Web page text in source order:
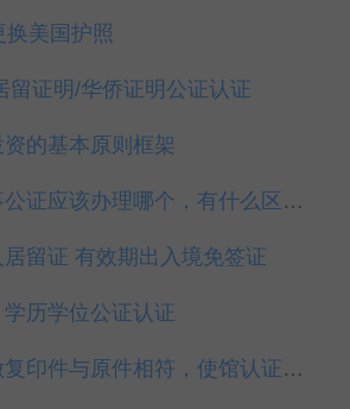
换美国护照
留证明/华侨证明公证认证
的基本原则框架
领事认证、领事公证应该办理哪个，有什么区别？
留证 有效期出入境免签证
历学位公证认证
哪些文件可以做复印件与原件相符，使馆认证如何办理？